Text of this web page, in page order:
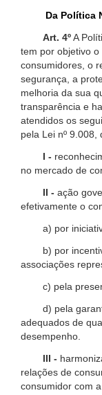
Da Política
Art. 4ºA
tem por objetivo
consumidores, o
segurança, a
melhoria da sua
transparência e
atendidos os
pela Lei nº 9.008,
I -
no mercado de
II - ação
efetivamente o
a) por
b) por
associações
c) pela
d) pela
adequados de
desempenho.
III -
relações de
consumidor com